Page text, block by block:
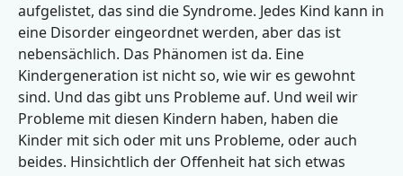
aufgelistet, das sind die Syndrome. Jedes Kind kann in
eine Disorder eingeordnet werden, aber das ist
nebensächlich. Das Phänomen ist da. Eine
Kindergeneration ist nicht so, wie wir es gewohnt
sind. Und das gibt uns Probleme auf. Und weil wir
Probleme mit diesen Kindern haben, haben die
Kinder mit sich oder mit uns Probleme, oder auch
beides. Hinsichtlich der Offenheit hat sich etwas